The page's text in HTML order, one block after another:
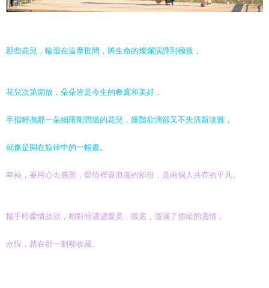
那些花兒，輪迴在這塵世間，將生命的燦爛演譯到極致，
花兒次第開放，朵朵皆是今生的希冀和美好，
手指輕撫那一朵細雨剛潤過的花兒，嬌豔欲滴卻又不失清新淡雅，
就像是開在旋律中的一幅畫。
幸福，要用心去感覺，愛情裡最浪漫的部份，是兩個人共有的平凡。
攜手時柔情款款 ，相對時濃濃愛意，眼底， 溢滿了你給的濃情，
永恆，就在那一剎那收藏。